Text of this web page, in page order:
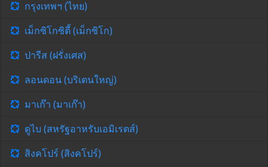
กรุงเทพฯ (ไทย)
เม็กซิโกซิตี้ (เม็กซิโก)
ปารีส (ฝรั่งเศส)
ลอนดอน (บริเตนใหญ่)
มาเก๊า (มาเก๊า)
ดูไบ (สหรัฐอาหรับเอมิเรตส์)
สิงคโปร์ (สิงคโปร์)